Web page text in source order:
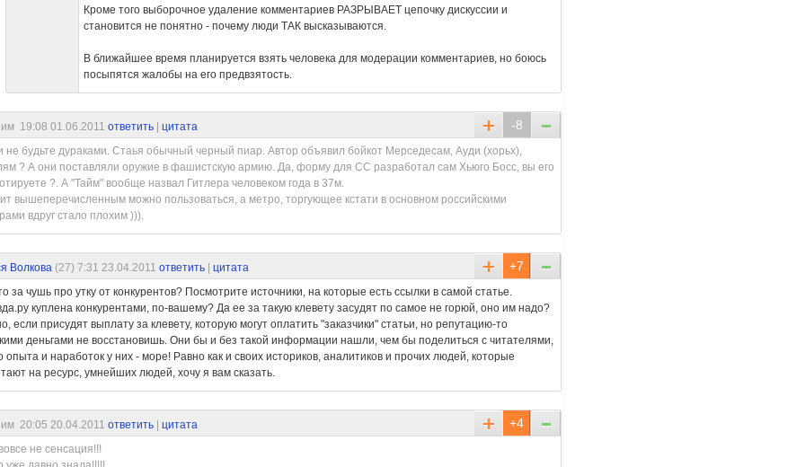
Кроме того выборочное удаление комментариев РАЗРЫВАЕТ цепочку дискуссии и
становится не понятно - почему люди ТАК высказываются.
В ближайшее время планируется взять человека для модерации комментариев, но боюсь
посыпятся жалобы на его предвзятость.
19:08 01.06.2011 ответить цитата -8
не будьте дураками. Стаья обычный черный пиар. Автор объявил бойкот Мерседесам, Ауди (хорьх),
? А они поставляли оружие в фашистскую армию. Да, форму для СС разработал сам Хьюго Босс, вы его
?. А "Тайм" вообще назвал Гитлера человеком года в 37м.
вышеперечисленным можно пользоваться, а метро, торгующее кстати в основном российскими
вдруг стало плохим ))).
Волкова (27) 7:31 23.04.2011 ответить цитата +7
за чушь про утку от конкурентов? Посмотрите источники, на которые есть ссылки в самой статье.
куплена конкурентами, по-вашему? Да ее за такую клевету засудят по самое не горюй, оно им надо?
если присудят выплату за клевету, которую могут оплатить "заказчики" статьи, но репутацию-то
деньгами не восстановишь. Они бы и без такой информации нашли, чем бы поделиться с читателями,
опыта и наработок у них - море! Равно как и своих историков, аналитиков и прочих людей, которые
на ресурс, умнейших людей, хочу я вам сказать.
20:05 20.04.2011 ответить цитата +4
не сенсация!!!